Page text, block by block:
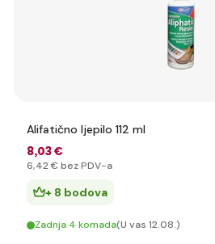
Alifatično ljepilo 112 ml
8,03 €
6,42 € bez PDV-a
+ 8 bodova
Zadnja 4 komada(U vas 12.08.)